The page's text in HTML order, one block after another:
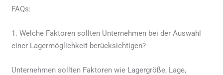
FAQs:
1. Welche Faktoren sollten Unternehmen bei der Auswahl
einer Lagermöglichkeit berücksichtigen?
Unternehmen sollten Faktoren wie Lagergröße, Lage,